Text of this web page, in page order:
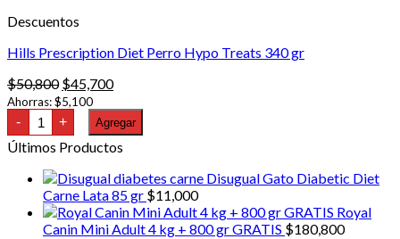
Las
se
pueden
elegir
en
la
página
de
producto
Descuentos
Hills Prescription Diet Perro Hypo Treats 340 gr
$50,800 El
precio
original
era:
$50,800.
$45,700El
actual
es:
$45,700.
Ahorras:$5,100
- Hills
Prescription
Diet
Perro
Hypo
Treats
340
gr
cantidad
+ Agregar
Últimos Productos
Disugual Gato Diabetic Diet
Carne Lata 85 gr $11,000
Royal
Canin Mini Adult 4 kg + 800 gr GRATIS $180,800